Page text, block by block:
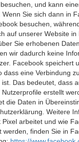
und kann
Sie sich dann in
besuchen,
auf unserer Website in
Sie erhobenen
wir dadurch keine
Facebook speichert
dass eine Verbindung
Das bedeutet, dass
erstellt
die Daten in
Weitere
arbeitet und wie
werden, finden Sie in